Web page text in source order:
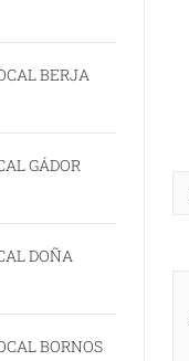
BERJA
GÁDOR
DOÑA
BORNOS